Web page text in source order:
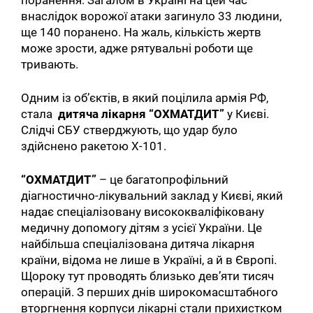
внаслідок ворожої атаки загинуло 33 людини,
ще 140 поранено. На жаль, кількість жертв
може зрости, адже рятувальні роботи ще
тривають.
Одним із об’єктів, в який поцілила армія РФ,
сталадитяча лікарня “ОХМАТДИТ” у Києві.
Слідчі СБУ стверджують, що удар було
здійснено ракетою Х-101.
“ОХМАТДИТ” – це багатопрофільний
діагностично-лікувальний заклад у Києві, який
надає спеціалізовану висококваліфіковану
медичну допомогу дітям з усієї України. Це
найбільша спеціалізована дитяча лікарня
країни, відома не лише в Україні, а й в Європі.
Щороку тут проводять близько девʼяти тисяч
операцій. З перших днів широкомасштабного
вторгнення корпуси лікарні стали прихистком